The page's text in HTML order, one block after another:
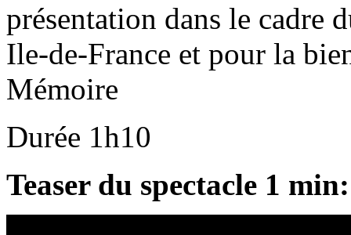
présentation dans le cadre
Ile-de-France et pour la
Mémoire
Durée 1h10
Teaser du spectacle 1 min: